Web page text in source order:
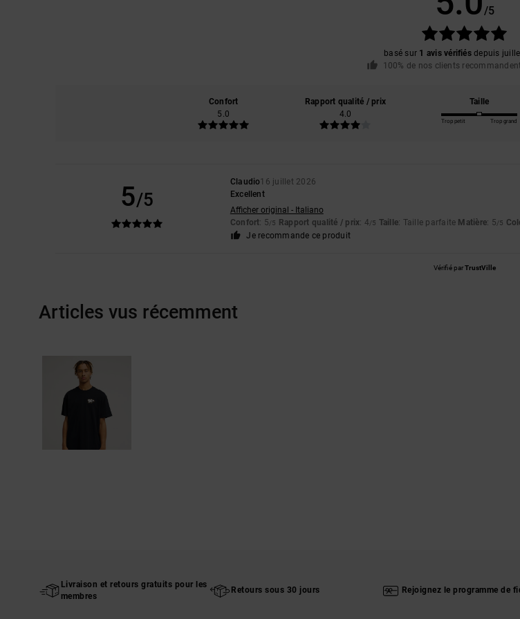
/5
basé sur 1 avis vérifiésdepuis
100% de nos clients
Confort
5.0
Rapport qualité / prix
4.0
Taille
Trop petit Trop grand
5/5
Claudio16 juillet 2026
Excellent
Afficher original - Italiano
Confort: 5/5 Rapport qualité / prix: 4/5 Taille: Taille parfaite Matière: 5/5
Je recommande ce produit
Vérifié parTrustVille
Articles vus récemment
Livraison et retours gratuits pour les
membres
Retours sous 30 jours Rejoignez le programme de